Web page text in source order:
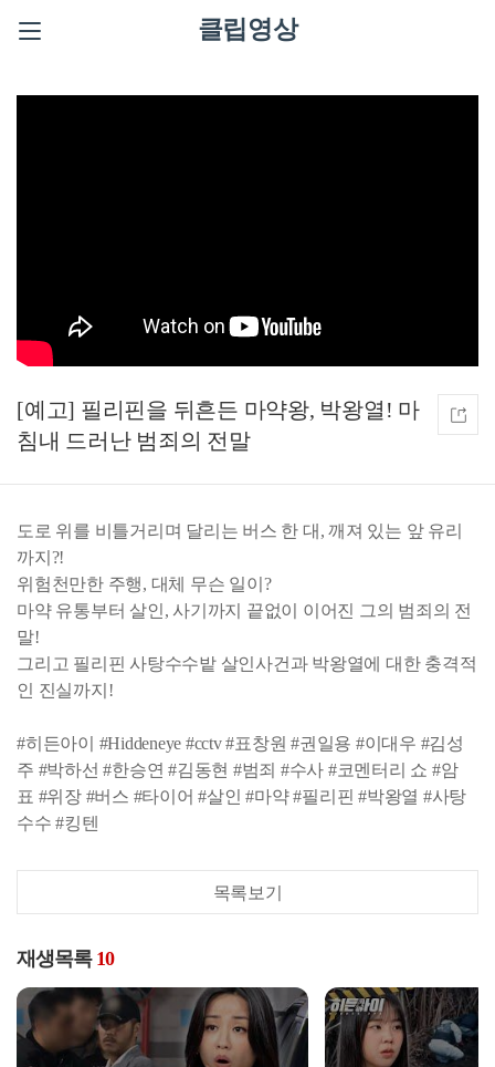
클립영상
[예고] 필리핀을 뒤흔든 마약왕, 박왕열! 마
침내 드러난 범죄의 전말
도로 위를 비틀거리며 달리는 버스 한 대, 깨져 있는 앞 유리
까지?!
위험천만한 주행, 대체 무슨 일이?
마약 유통부터 살인, 사기까지 끝없이 이어진 그의 범죄의 전
말!
그리고 필리핀 사탕수수밭 살인사건과 박왕열에 대한 충격적
인 진실까지!
#히든아이 #Hiddeneye #cctv #표창원 #권일용 #이대우 #김성
주 #박하선 #한승연 #김동현 #범죄 #수사 #코멘터리 쇼 #암
표 #위장 #버스 #타이어 #살인 #마약 #필리핀 #박왕열 #사탕
수수 #킹텐
목록보기
재생목록 10